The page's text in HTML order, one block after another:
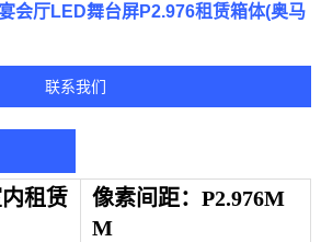
会厅LED舞台屏P2.976租赁箱体(奥马
联系我们
租赁
像素间距： P2.976M
M